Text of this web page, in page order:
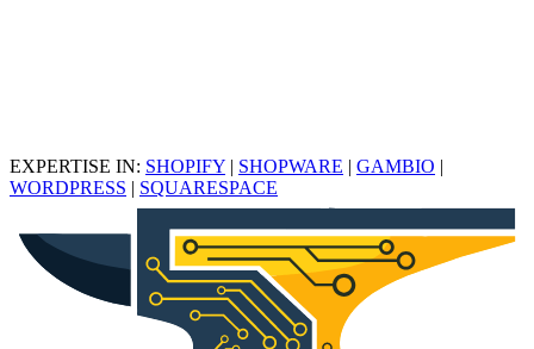
EXPERTISE IN: SHOPIFY | SHOPWARE | GAMBIO |
WORDPRESS | SQUARESPACE